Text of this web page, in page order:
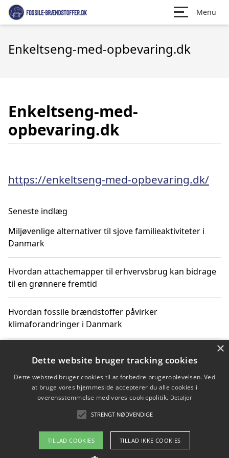
Menu
Enkeltseng-med-opbevaring.dk
Enkeltseng-med-
opbevaring.dk
https://enkeltseng-med-opbevaring.dk/
Seneste indlæg
Miljøvenlige alternativer til sjove familieaktiviteter i
Danmark
Hvordan attachemapper til erhvervsbrug kan bidrage
til en grønnere fremtid
Hvordan fossile brændstoffer påvirker
klimaforandringer i Danmark
klimaændringer
Hvordan citater om fossile brændstoffer kan ændre
Copyright 2026 - Pilanto Aps
×
Dette website bruger tracking cookies
Dette websted bruger cookies til at forbedre brugeroplevelsen. Ved
at bruge vores hjemmeside accepterer du alle cookies i
overensstemmelse med vores cookiepolitik. Detaljer
STRENGT NØDVENDIGE
TILLAD COOKIES TILLAD IKKE COOKIES